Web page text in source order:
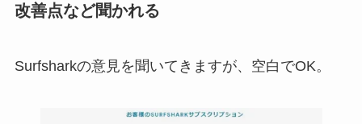
改善点など聞かれる
Surfsharkの意見を聞いてきますが、空白でOK。